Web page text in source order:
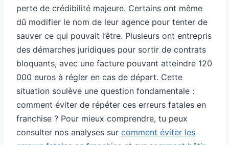
perte de crédibilité majeure. Certains ont même
dû modifier le nom de leur agence pour tenter de
sauver ce qui pouvait l’être. Plusieurs ont entrepris
des démarches juridiques pour sortir de contrats
bloquants, avec une facture pouvant atteindre 120
000 euros à régler en cas de départ. Cette
situation soulève une question fondamentale :
comment éviter de répéter ces erreurs fatales en
franchise ? Pour mieux comprendre, tu peux
consulter nos analyses sur comment éviter les